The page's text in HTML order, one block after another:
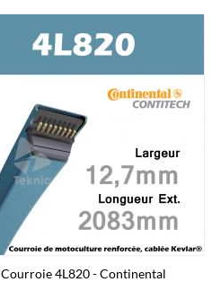
Courroie 4L820 - Continental